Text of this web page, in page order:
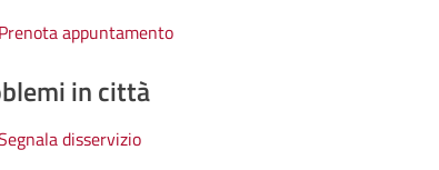
Prenota appuntamento
in città
disservizio